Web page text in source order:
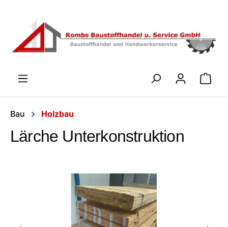
Bau Holzbau
Lärche Unterkonstruktion
Bildergalerie überspringen